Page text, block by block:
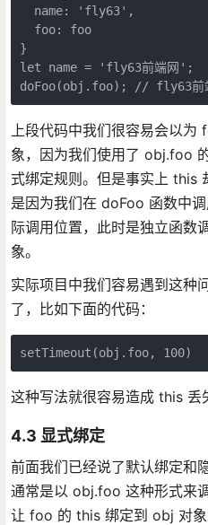
  name: 'fly63',
  foo: foo
}
let name = 'fly63前端网';
上段代码中我们很容易会以
象，因为我们使用了 obj.foo
式绑定规则。但是事实上 this
是因为我们在 doFoo 函数中
际调用位置，此时是独立函数
象。
实际项目中我们容易遇到这种
了，比如下面的代码：
这种写法就很容易造成 this 丢
4.3 显式绑定
前面我们已经说了默认绑定和
通常是以 obj.foo 这种形式来
让 foo 的 this 绑定到 obj 对象